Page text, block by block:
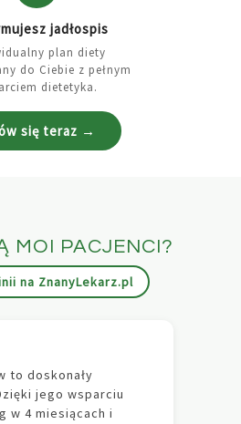
jadłospis
plan diety
do Ciebie z pełnym
dietetyka.
się teraz →
MOI PACJENCI?
na ZnanyLekarz.pl
to doskonały
jego wsparciu
w 4 miesiącach i